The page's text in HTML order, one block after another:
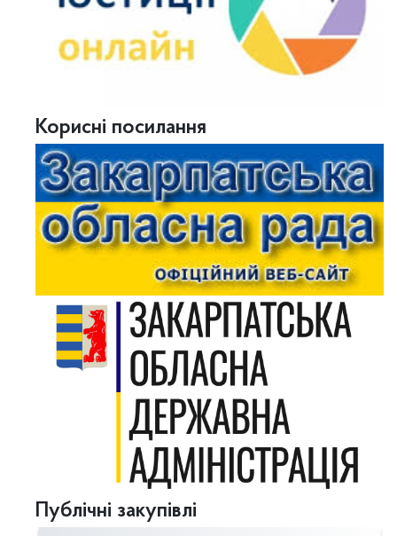
Корисні посилання
Публічні закупівлі